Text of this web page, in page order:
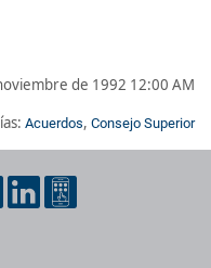
de 1992 12:00 AM
Acuerdos, Consejo Superior
redes sociales y